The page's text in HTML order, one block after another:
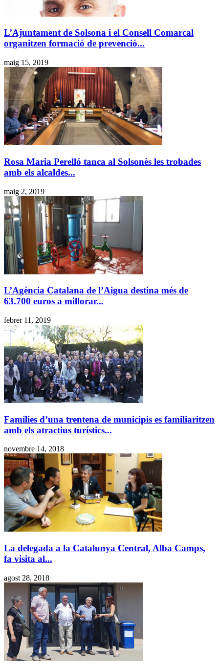
L’Ajuntament de Solsona i el Consell Comarcal
organitzen formació de prevenció...
maig 15, 2019
Rosa Maria Perelló tanca al Solsonès les trobades
amb els alcaldes...
maig 2, 2019
L’Agència Catalana de l’Aigua destina més de
63.700 euros a millorar...
febrer 11, 2019
Famílies d’una trentena de municipis es familiaritzen
amb els atractius turístics...
novembre 14, 2018
La delegada a la Catalunya Central, Alba Camps,
fa visita al...
agost 28, 2018